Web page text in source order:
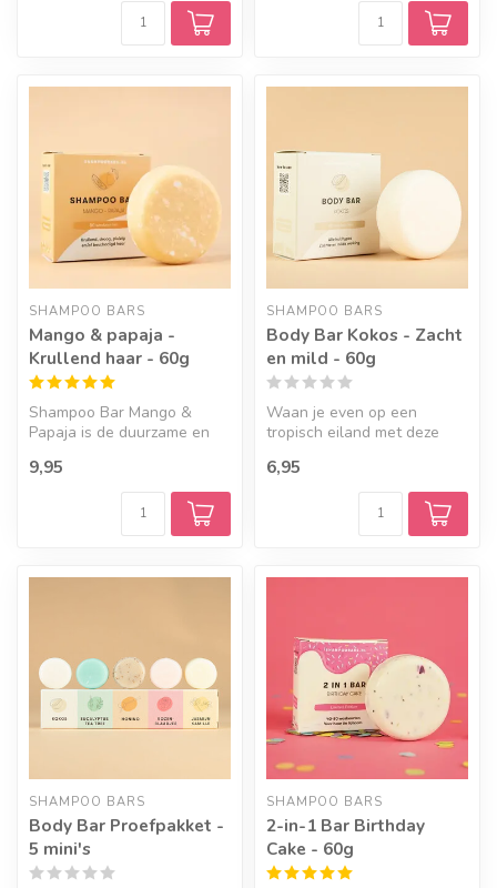
SHAMPOO BARS
Mango & papaja -
Krullend haar - 60g
Shampoo Bar Mango &
Papaja is de duurzame en
sham...
9,95
SHAMPOO BARS
Body Bar Kokos - Zacht
en mild - 60g
Waan je even op een
tropisch eiland met deze
voede...
6,95
SHAMPOO BARS
Body Bar Proefpakket -
5 mini's
SHAMPOO BARS
2-in-1 Bar Birthday
Cake - 60g